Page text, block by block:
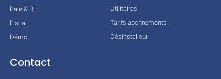
Paie & RH
Fiscal
Démo
Utilitaires
Tarifs abonnements
Désinstalleur
Contact